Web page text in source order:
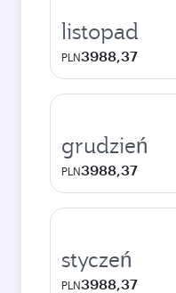
listopad
PLN3988,37
grudzień
PLN3988,37
styczeń
PLN3988,37